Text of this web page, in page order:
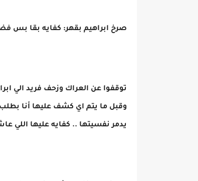
صرخ ابراهيم بقهر: كفايه بقا بس
توقفوا عن العراك وزحف فريد
وقبل ما يتم اي كشف عليها أنا
يدمر نفسيتها .. كفايه عليها اللي